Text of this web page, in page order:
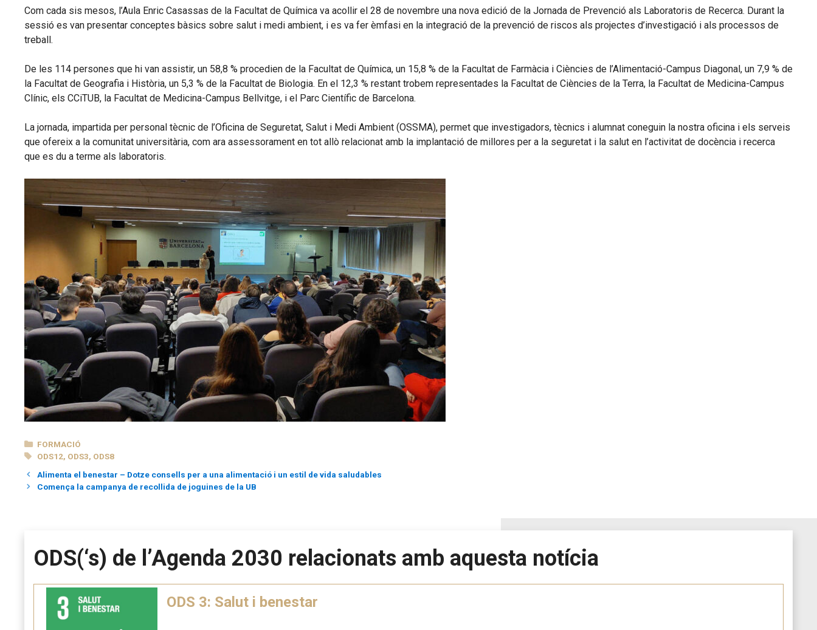
Com cada sis mesos, l’Aula Enric Casassas de la Facultat de Química va acollir el 28 de novembre una nova edició de la Jornada de Prevenció als Laboratoris de Recerca. Durant la
sessió es van presentar conceptes bàsics sobre salut i medi ambient, i es va fer èmfasi en la integració de la prevenció de riscos als projectes d’investigació i als processos de
treball.
De les 114 persones que hi van assistir, un 58,8 % procedien de la Facultat de Química, un 15,8 % de la Facultat de Farmàcia i Ciències de l’Alimentació-Campus Diagonal, un 7,9 % de
la Facultat de Geografia i Història, un 5,3 % de la Facultat de Biologia. En el 12,3 % restant trobem representades la Facultat de Ciències de la Terra, la Facultat de Medicina-Campus
Clínic, els CCiTUB, la Facultat de Medicina-Campus Bellvitge, i el Parc Científic de Barcelona.
La jornada, impartida per personal tècnic de l’Oficina de Seguretat, Salut i Medi Ambient (OSSMA), permet que investigadors, tècnics i alumnat coneguin la nostra oficina i els serveis
que ofereix a la comunitat universitària, com ara assessorament en tot allò relacionat amb la implantació de millores per a la seguretat i la salut en l’activitat de docència i recerca
que es du a terme als laboratoris.
CATEGORIES
FORMACIÓ
ETIQUETES
ODS12, ODS3, ODS8
Alimenta el benestar – Dotze consells per a una alimentació i un estil de vida saludables
Comença la campanya de recollida de joguines de la UB
ODS(‘s) de l’Agenda 2030 relacionats amb aquesta notícia
ODS 3: Salut i benestar